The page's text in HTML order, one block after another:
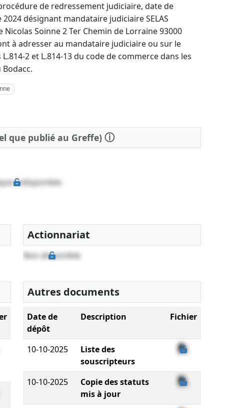
de redressement judiciaire, date de
désignant mandataire judiciaire SELAS
Soinne 2 Ter Chemin de Lorraine 93000
à adresser au mandataire judiciaire ou sur le
2 et L.814-13 du code de commerce dans les
que publié au Greffe) ⓘ
indisponible
Actionnariat
Non disponible
Autres documents
Date de
dépôt
Description Fichier
10-10-2025
Liste des
souscripteurs
10-10-2025
Copie des statuts
mis à jour